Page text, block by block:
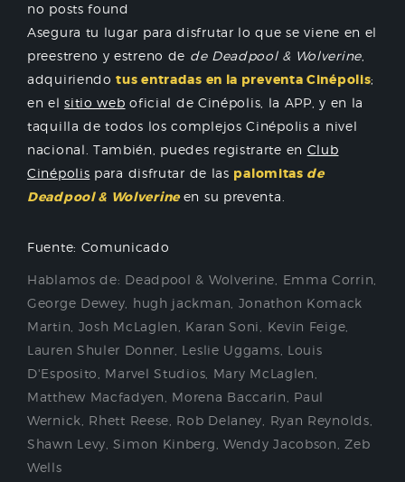
no posts found
Asegura tu lugar para disfrutar lo que se viene en el
preestreno y estreno de de Deadpool & Wolverine,
adquiriendotus entradas en la preventa Cinépolis;
en elsitio web oficial de Cinépolis, la APP, y en la
taquilla de todos los complejos Cinépolis a nivel
nacional. También, puedes registrarte en Club
Cinépolis para disfrutar de las palomitas de
Deadpool & Wolverineen su preventa.
Fuente: Comunicado
Hablamos de: Deadpool & Wolverine Emma Corrin
George Dewey hugh jackman Jonathon Komack
Martin Josh McLaglen Karan Soni Kevin Feige
Lauren Shuler Donner Leslie Uggams Louis
D'Esposito
Marvel Studios Mary McLaglen
Matthew Macfadyen
Morena Baccarin
Paul
Wernick
Rhett Reese Rob Delaney Ryan Reynolds
Shawn Levy ,Simon Kinberg Wendy Jacobson ,Zeb
Wells